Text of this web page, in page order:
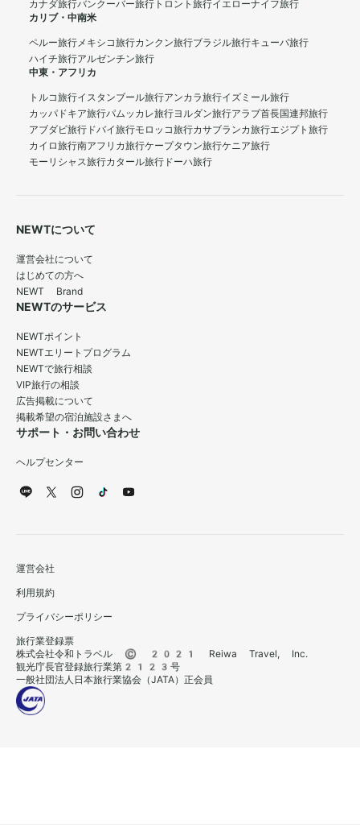
カナダ旅行バンクーバー旅行 トロント旅行イエローナイフ旅行
カリブ・中南米
ペルー旅行メキシコ旅行カンクン旅行ブラジル旅行キューバ旅行
ハイチ旅行アルゼンチン旅行
中東・アフリカ
トルコ旅行イスタンブール旅行アンカラ旅行イズミール旅行
カッパドキア旅行パムッカレ旅行ヨルダン旅行アラブ首長国連邦旅行
アブダビ旅行 ドバイ旅行モロッコ旅行カサブランカ旅行エジプト旅行
カイロ旅行南アフリカ旅行ケープタウン旅行ケニア旅行
モーリシャス旅行カタール旅行 ドーハ旅行
NEWTについて
運営会社について
はじめての方へ
NEWT Brand
NEWTのサービス
NEWTポイント
NEWTエリートプログラム
NEWTで旅行相談
VIP旅行の相談
広告掲載について
掲載希望の宿泊施設さまへ
サポート・お問い合わせ
ヘルプセンター
運営会社
利用規約
プライバシーポリシー
旅行業登録票
株式会社令和トラベル © 2021 Reiwa Travel, Inc.
観光庁長官登録旅行業第2123号
一般社団法人日本旅行業協会（JATA）正会員